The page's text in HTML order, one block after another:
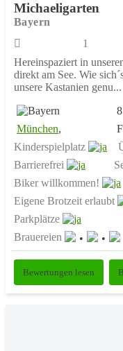
Michaeligarten
Bayern
1
Hereinspaziert in
direkt am See. Wie
unsere Kastanien genu...
München,
Kinderspielplatz
Barrierefrei
Biker willkommen!
Eigene Brotzeit erlaubt
Parkplätze
Brauereien
Bewertungen lesen